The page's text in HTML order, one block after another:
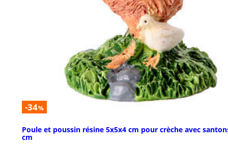
-34%
Poule et poussin résine 5x5x4 cm pour crèche avec
cm